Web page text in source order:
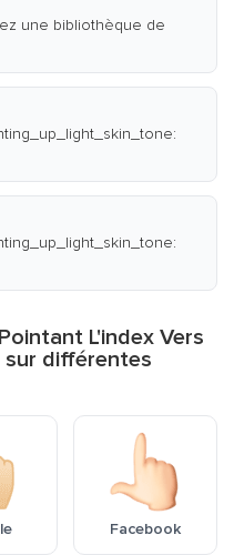
une bibliothèque de
L'index Vers
sur différentes
Facebook